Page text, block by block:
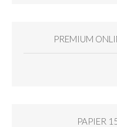
PREMIUM
PAPIER